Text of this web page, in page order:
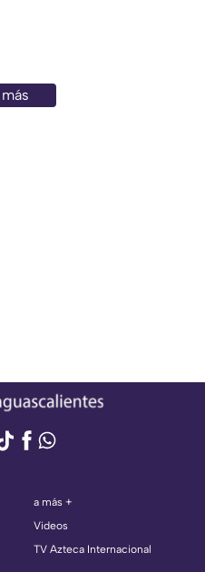
a más +
Videos
TV Azteca Internacional